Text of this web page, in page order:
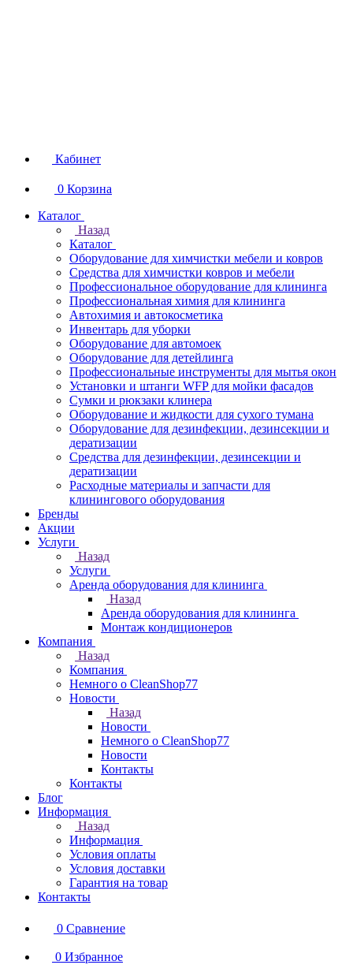
Кабинет
0 Корзина
Каталог
Назад
Каталог
Оборудование для химчистки мебели и ковров
Средства для химчистки ковров и мебели
Профессиональное оборудование для клининга
Профессиональная химия для клининга
Автохимия и автокосметика
Инвентарь для уборки
Оборудование для автомоек
Оборудование для детейлинга
Профессиональные инструменты для мытья окон
Установки и штанги WFP для мойки фасадов
Сумки и рюкзаки клинера
Оборудование и жидкости для сухого тумана
Оборудование для дезинфекции, дезинсекции и
дератизации
Средства для дезинфекции, дезинсекции и
дератизации
Расходные материалы и запчасти для
клинингового оборудования
Бренды
Акции
Услуги
Назад
Услуги
Аренда оборудования для клининга
Назад
Аренда оборудования для клининга
Монтаж кондиционеров
Компания
Назад
Компания
Немного о CleanShop77
Новости
Назад
Новости
Немного о CleanShop77
Новости
Контакты
Контакты
Блог
Информация
Назад
Информация
Условия оплаты
Условия доставки
Гарантия на товар
Контакты
0 Сравнение
0 Избранное